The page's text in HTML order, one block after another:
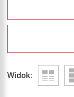
Widok: